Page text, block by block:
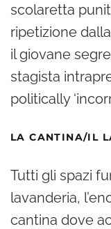
scolaretta
ripetizione
il giovane
stagista
politically
LA CANTINA/IL
Tutti gli spazi
lavanderia,
cantina dove